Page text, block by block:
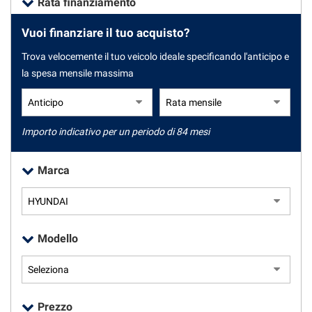
CONTATTI
NEWS
NEWS
Vuoi finanziare il tuo acquisto?
Trova velocemente il tuo veicolo ideale specificando l'anticipo e
la spesa mensile massima
Importo indicativo per un periodo di 84 mesi
Marca
Modello
Prezzo
tracciamento
adottiamo
offrire
le
funzionalità
svolgere
le
seguito
descritte.
Per
ottenere
informazioni
sull'utilità
sul